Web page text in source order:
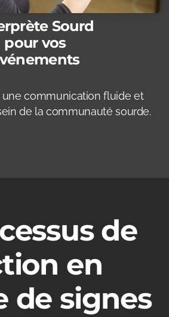
Sourd
pourvos
une communication fluide et
de la communauté sourde.
de
en
de signes